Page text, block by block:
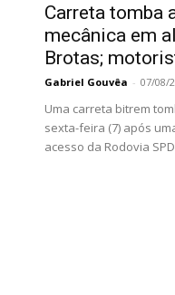
Carreta tomba
mecânica em
Brotas;
Gabriel Gouvêa - 07/08/
Uma carreta bitrem
sexta-feira (7) após
acesso da Rodovia